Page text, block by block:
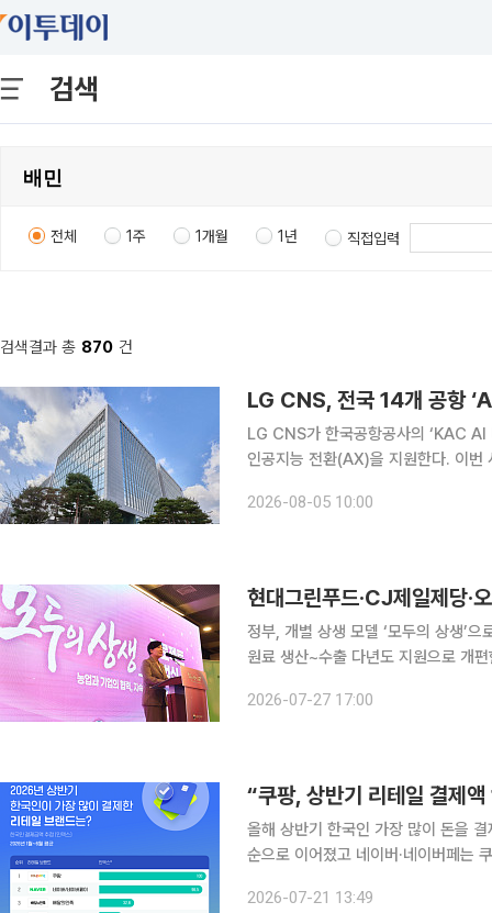
검색
전체 1주 1개월 1년 직접입력
검색결과 총 870 건
LG CNS, 전국 14개 공항
LG CNS가 한국공항공사의 ‘KAC AI
인공지능 전환(AX)을 지원한다. 이번
하기 위한 중장기 전략과 실행 로드맵
2026-08-05 10:00
정부, 개별 상생 모델 ‘모두의 상생’
원료 생산~수출 다년도 지원으로 개
정부가 컨소시엄 단위의 다년도 사업
2026-07-27 17:00
“쿠팡, 상반기 리테일 결제
올해 상반기 한국인 가장 많이 돈을
순으로 이어졌고 네이버·네이버페는 쿠팡
2026-07-21 13:49